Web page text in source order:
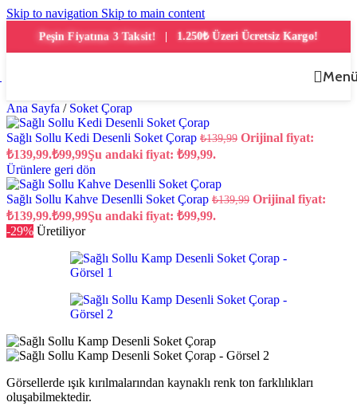
Skip to navigation Skip to main content
Peşin Fiyatına 3 Taksit! 1.250₺ Üzeri Ücretsiz Kargo!
Ana Sayfa / Soket Çorap
Sağlı Sollu Kedi Desenli Soket Çorap ₺139,99 Orijinal fiyat:
₺139,99.₺99,99Şu andaki fiyat: ₺99,99.
Ürünlere geri dön
Sağlı Sollu Kahve Desenlli Soket Çorap ₺139,99 Orijinal fiyat:
₺139,99.₺99,99Şu andaki fiyat: ₺99,99.
-29% Üretiliyor
Görsellerde ışık kırılmalarından kaynaklı renk ton farklılıkları
oluşabilmektedir.